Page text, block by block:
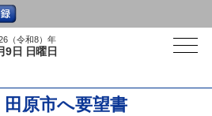
（令和8）年
9日 日曜日
田原市へ要望書